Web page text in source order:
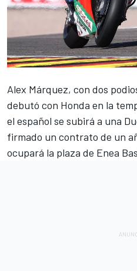
Alex Márquez, con dos
debutó con Honda en la
el español se subirá a una
firmado un contrato de un
ocupará la plaza de Enea